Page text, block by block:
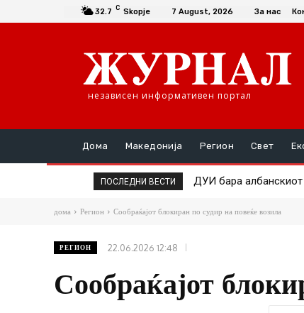
32.7 C Skopje 7 August, 2026 За нас
независен информативен портал
Дома Македонија Регион Свет
ПОСЛЕДНИ ВЕСТИ ДУИ бара албанскиот
Без прифаќање на
дома Регион Сообраќајот блокиран по судир на повеќе возила
РЕГИОН 22.06.2026 12:48
Сообраќајот